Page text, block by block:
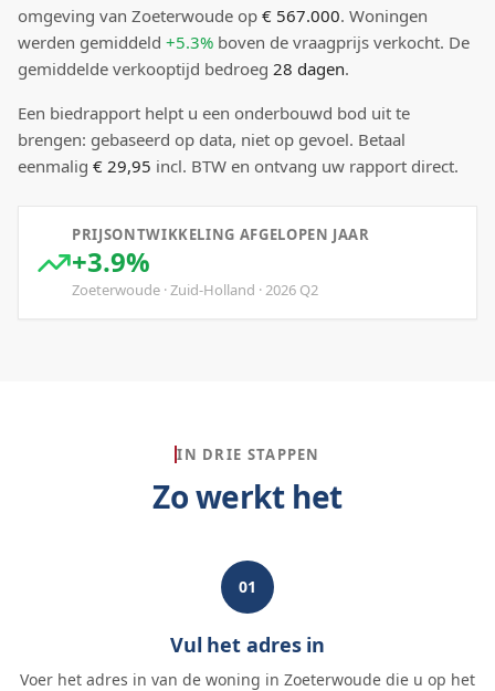
omgeving van Zoeterwoude op € 567.000. Woningen
werden gemiddeld +5.3% boven de vraagprijs verkocht. De
gemiddelde verkooptijd bedroeg 28 dagen.
Een biedrapport helpt u een onderbouwd bod uit te
brengen: gebaseerd op data, niet op gevoel. Betaal
eenmalig € 29,95 incl. BTW en ontvang uw rapport direct.
PRIJSONTWIKKELING AFGELOPEN JAAR
+3.9%
Zoeterwoude ·Zuid-Holland ·2026 Q2
IN DRIE STAPPEN
Zo werkt het
01
Vul het adres in
Voer het adres in van de woning in Zoeterwoude die u op het